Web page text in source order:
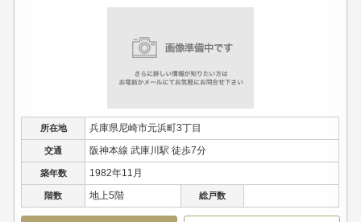
所在地 兵庫県尼崎市元浜町3丁目
交通 阪神本線 武庫川駅 徒歩7分
築年数 1982年11月
階数 地上5階 総戸数